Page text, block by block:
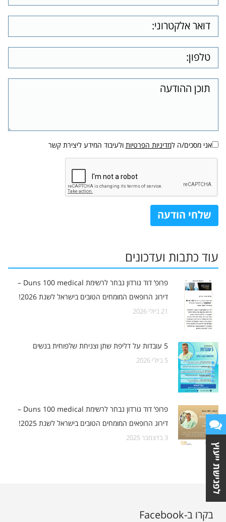
אני מסכים/ה למדיניות הפרטיות ולעיבוד המידע ליצירת קשר
עוד כתבות ועדכונים
פרופ’ דוד גורדון נבחר לרשימת Duns 100 medical –
דירוג הרופאים המומחים הטובים בישראל לשנת 2026!
21 ביולי 2026
‏‏5 עובדות על דליפת שתן וצניחת שלפוחית בנשים
5 ביולי 2026
פרופ’ דוד גורדון נבחר לרשימת Duns 100 medical –
דירוג הרופאים המומחים הטובים בישראל לשנת 2025!
3 בדצמבר 2025
בקרו ב-Facebook
לפגישת ייעוץ